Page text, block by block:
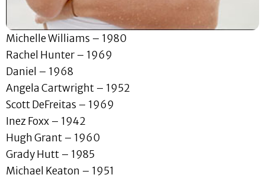
Michelle Williams – 1980
Rachel Hunter – 1969
Daniel – 1968
Angela Cartwright – 1952
Scott DeFreitas – 1969
Inez Foxx – 1942
Hugh Grant – 1960
Grady Hutt – 1985
Michael Keaton – 1951